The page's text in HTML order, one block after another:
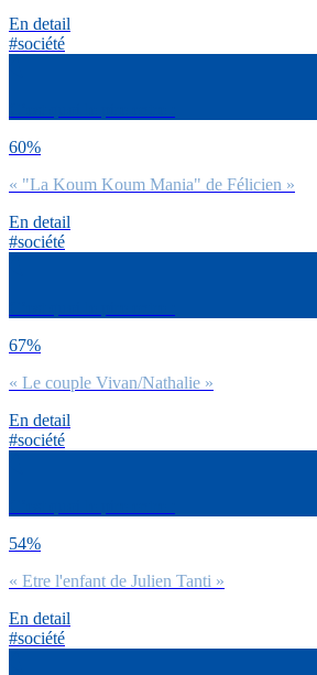
En detail
#société
60%
« "La Koum Koum Mania" de Félicien »
En detail
#société
67%
« Le couple Vivan/Nathalie »
En detail
#société
54%
« Etre l'enfant de Julien Tanti »
En detail
#société